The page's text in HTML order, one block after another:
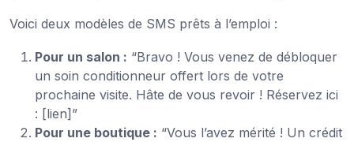
Voici deux modèles de SMS prêts à l’emploi :
Pour un salon : “Bravo ! Vous venez de débloquer
un soin conditionneur offert lors de votre
prochaine visite. Hâte de vous revoir ! Réservez ici
: [lien]”
Pour une boutique : “Vous l’avez mérité ! Un crédit